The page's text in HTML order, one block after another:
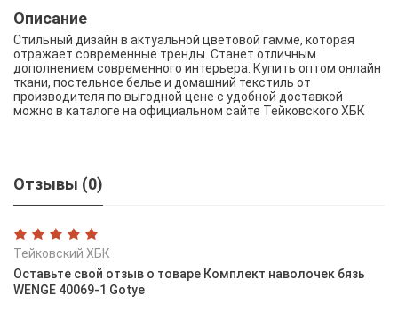
Описание
Стильный дизайн в актуальной цветовой гамме, которая
отражает современные тренды. Станет отличным
дополнением современного интерьера. Купить оптом онлайн
ткани, постельное белье и домашний текстиль от
производителя по выгодной цене с удобной доставкой
можно в каталоге на официальном сайте Тейковского ХБК
Отзывы (0)
Тейковский ХБК
Оставьте свой отзыв о товаре Комплект наволочек бязь
WENGE 40069-1 Gotye